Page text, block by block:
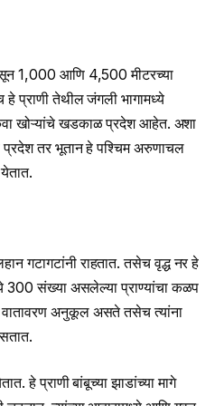
1,000 आणि 4,500 मीटरच्या
हे प्राणी तेथील जंगली भागामध्ये
खोऱ्यांचे खडकाळ प्रदेश आहेत. अशा
प्रदेश तर भूतान हे पश्चिम अरुणाचल
गटागटांनी राहतात. तसेच वृद्ध नर हे
300 संख्या असलेल्या प्राण्यांचा कळप
वातावरण अनुकूल असते तसेच त्यांना
हे प्राणी बांबूच्या झाडांच्या मागे